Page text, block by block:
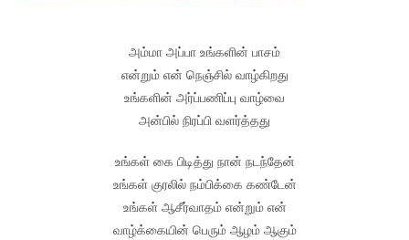
அம்மா அப்பா உங்களின் பாசம்
என்றும் என் நெஞ்சில் வாழ்கிறது
உங்களின் அர்ப்பணிப்பு வாழ்வை
அன்பில் நிரப்பி வளர்த்தது
உங்கள் கை பிடித்து நான் நடந்தேன்
உங்கள் குரலில் நம்பிக்கை கண்டேன்
உங்கள் ஆசீர்வாதம் என்றும் என்
வாழ்க்கையின் பெரும் ஆழம் ஆகும்